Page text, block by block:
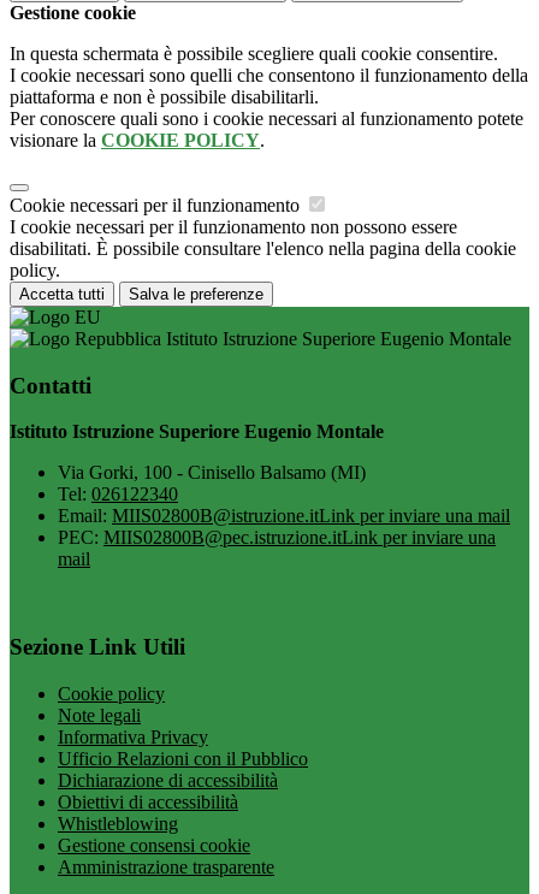
Gestione cookie
In questa schermata è possibile scegliere quali cookie consentire.
I cookie necessari sono quelli che consentono il funzionamento della
piattaforma e non è possibile disabilitarli.
Per conoscere quali sono i cookie necessari al funzionamento potete
visionare la COOKIE POLICY.
Cookie necessari per il funzionamento
I cookie necessari per il funzionamento non possono essere
disabilitati. È possibile consultare l'elenco nella pagina della cookie
policy.
Accetta tutti Salva le preferenze
Istituto Istruzione Superiore Eugenio Montale
Contatti
Istituto Istruzione Superiore Eugenio Montale
Via Gorki, 100 - Cinisello Balsamo (MI)
Tel: 026122340
Email: MIIS02800B@istruzione.itLink per inviare una mail
PEC: MIIS02800B@pec.istruzione.itLink per inviare una
mail
Sezione Link Utili
Cookie policy
Note legali
Informativa Privacy
Ufficio Relazioni con il Pubblico
Dichiarazione di accessibilità
Obiettivi di accessibilità
Whistleblowing
Gestione consensi cookie
Amministrazione trasparente